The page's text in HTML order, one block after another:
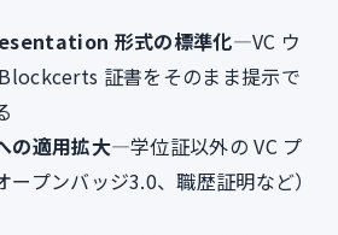
形式の標準化―VC ウ
証書をそのまま提示で
の適用拡大―学位証以外の VC プ
ープンバッジ3.0、職歴証明など）